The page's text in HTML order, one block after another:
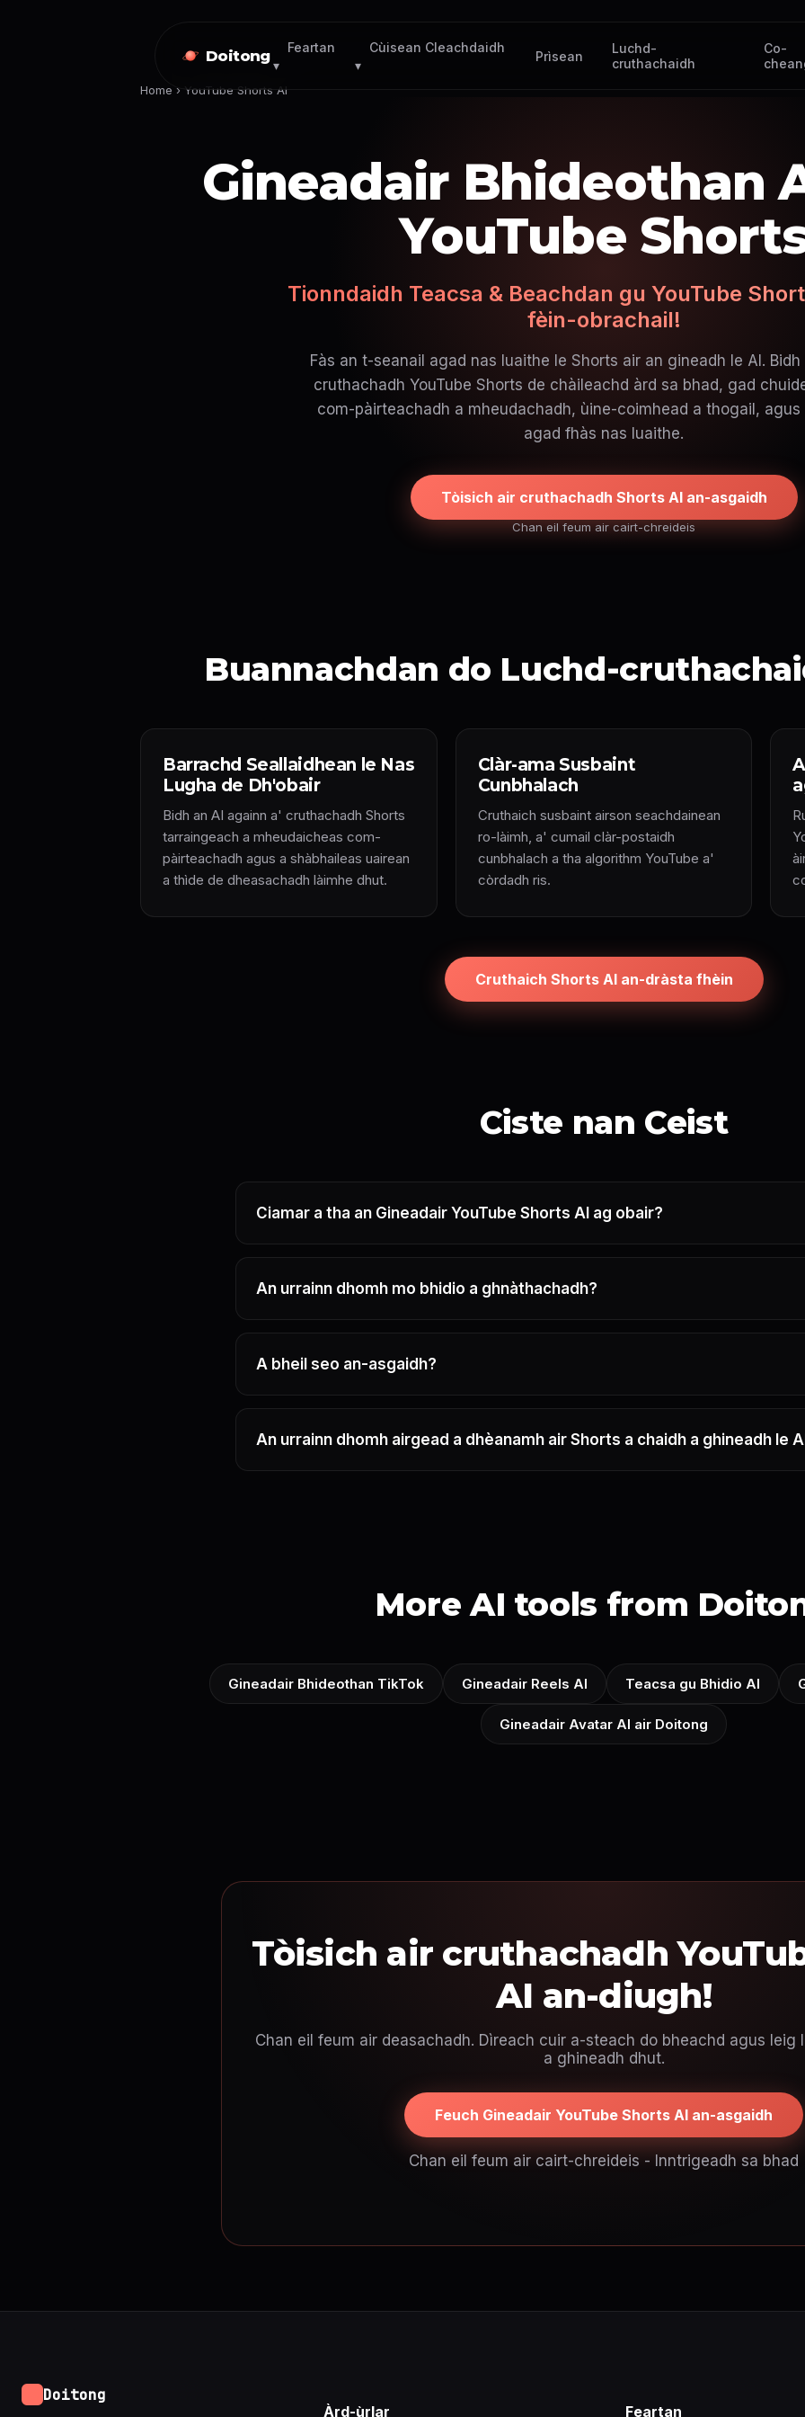
Doitong
Feartan
▾
Cùisean Cleachdaidh
▾
Prìsean
Luchd-
cruthachaidh
Co-
Home › YouTube Shorts AI
Gineadair Bhideothan
YouTube
Tionndaidh Teacsa & Beachdan gu YouTube
fèin-obrachail!
Fàs an t-seanail agad nas luaithe le Shorts air an gineadh le AI.
cruthachadh YouTube Shorts de chàileachd àrd sa bhad, gad
com-pàirteachadh a mheudachadh, ùine-coimhead a thogail, agus
agad fhàs nas luaithe.
Tòisich air cruthachadh Shorts AI an-asgaidh
Chan eil feum air cairt-chreideis
Buannachdan do Luchd-
Barrachd Seallaidhean le Nas
Lugha de Dh'obair
Bidh an AI againn a' cruthachadh Shorts
tarraingeach a mheudaicheas com-
pàirteachadh agus a shàbhaileas uairean
a thìde de dheasachadh làimhe dhut.
Clàr-ama Susbaint
Cunbhalach
Cruthaich susbaint airson seachdainean
ro-làimh, a' cumail clàr-postaidh
cunbhalach a tha algorithm YouTube a'
còrdadh ris.
Cruthaich Shorts AI an-dràsta fhèin
Ciste nan Ceist
Ciamar a tha an Gineadair YouTube Shorts AI ag obair?
An urrainn dhomh mo bhidio a ghnàthachadh?
A bheil seo an-asgaidh?
An urrainn dhomh airgead a dhèanamh air Shorts a chaidh a ghineadh le
More AI tools from
Gineadair Bhideothan TikTok Gineadair Reels AI Teacsa gu Bhidio AI
Gineadair Avatar AI air Doitong
Tòisich air cruthachadh
AI an-diugh!
Chan eil feum air deasachadh. Dìreach cuir a-steach do bheachd agus leig
a ghineadh dhut.
Feuch Gineadair YouTube Shorts AI an-asgaidh
Chan eil feum air cairt-chreideis - Inntrigeadh sa bhad
Doitong
Àrd-ùrlar Feartan